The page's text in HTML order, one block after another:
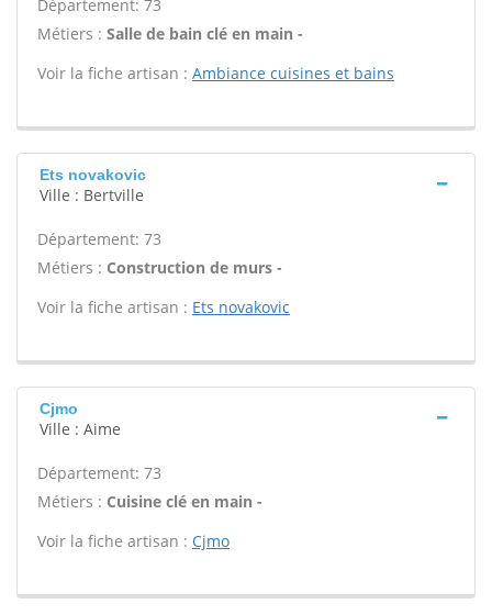
Département: 73
Métiers : Salle de bain clé en main -
Voir la fiche artisan : Ambiance cuisines et bains
Ets novakovic
Ville : Bertville
Département: 73
Métiers : Construction de murs -
Voir la fiche artisan : Ets novakovic
Cjmo
Ville : Aime
Département: 73
Métiers : Cuisine clé en main -
Voir la fiche artisan : Cjmo